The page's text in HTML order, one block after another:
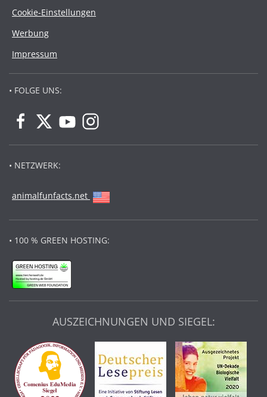
Cookie-Einstellungen
Werbung
Impressum
• FOLGE UNS:
• NETZWERK:
animalfunfacts.net
• 100 % GREEN HOSTING:
AUSZEICHNUNGEN UND SIEGEL: